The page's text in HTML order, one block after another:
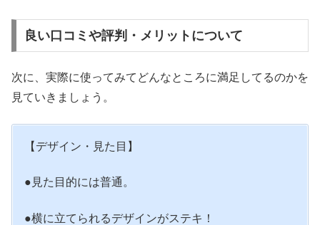
良い口コミや評判・メリットについて
次に、実際に使ってみてどんなところに満足してるのかを
見ていきましょう。
【デザイン・見た目】
●見た目的には普通。
●横に立てられるデザインがステキ！